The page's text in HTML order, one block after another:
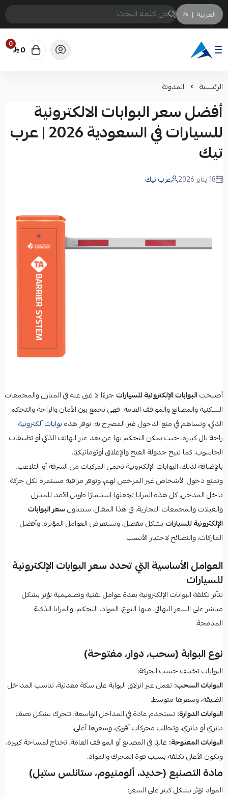
العربية |
Arabtechksa
0 0
الرئيسية المدونة
أفضل سعر البوابات الالكترونية
للسيارات في السعودية 2026 | عرب
تيك
18 يناير 2026 عرب تيك
أصبحتالبوابات الإلكترونية للسياراتجزءًا لا غنى عنه في المنازل والمجمعات
السكنية والمصانع والمواقف العامة. فهي تجمع بين الأمان والراحة والتحكم
الذكي، وتساهم في منع الدخول غير المصرح به. توفر هذهبوابات ألكترونية
راحة بال كبيرة، حيث يمكن التحكم بها عن بعد عبر الهاتف الذكي أو تطبيقات
الحاسوب، كما تتيح جدولة الفتح والإغلاق أوتوماتيكيًا.
بالإضافة لذلك، البوابات الإلكترونية تحمي المركبات من السرقة أو التلاعب،
وتمنع دخول الأشخاص غير المرخص لهم، وتوفر مراقبة مستمرة لكل حركة
داخل المدخل. كل هذه المزايا تجعلها استثمارًا طويل الأمد للمنازل
والفيلات والمجمعات التجارية. في هذا المقال، سنتناولسعر البوابات
الإلكترونية للسياراتبشكل مفصل، ونستعرض العوامل المؤثرة، وأفضل
الماركات، والنصائح لاختيار الأنسب.
العوامل الأساسية التي تحدد سعر البوابات الإلكترونية
للسيارات
تتأثر تكلفة البوابات الإلكترونية بعدة عوامل تقنية وتصميمية تؤثر بشكل
مباشر على السعر النهائي، منها النوع، المواد، التحكم، والمزايا الذكية
المدمجة.
نوع البوابة (سحب، دوار، مفتوحة)
البوابات تختلف حسب الحركة:
البوابات السحب:تعمل عبر انزلاق البوابة على سكة معدنية، تناسب المداخل
الضيقة، وسعرها متوسط.
البوابات الدوارة:تستخدم عادة في المداخل الواسعة، تتحرك بشكل نصف
دائري أو دائري، وتتطلب محركات أقوى، وسعرها أعلى.
البوابات المفتوحة: غالبًا في المصانع أو المواقف العامة، تحتاج لمساحة كبيرة،
وتكون الأعلى تكلفة بسبب قوة المحرك والمواد.
مادة التصنيع (حديد، ألومنيوم، ستانلس ستيل)
المواد تؤثر بشكل كبير على السعر: